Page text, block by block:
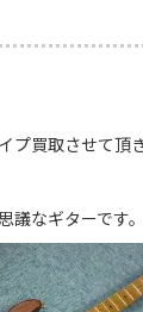
プ買取させて頂
議なギターです。